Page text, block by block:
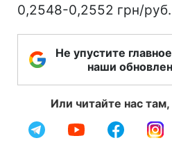
0,2548-0,2552 грн/руб.
Не упустите
наши
Или читайте нас